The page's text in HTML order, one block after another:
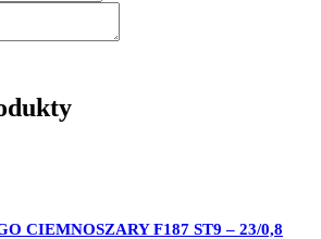
CIEMNOSZARY F187 ST9 – 23/0,8